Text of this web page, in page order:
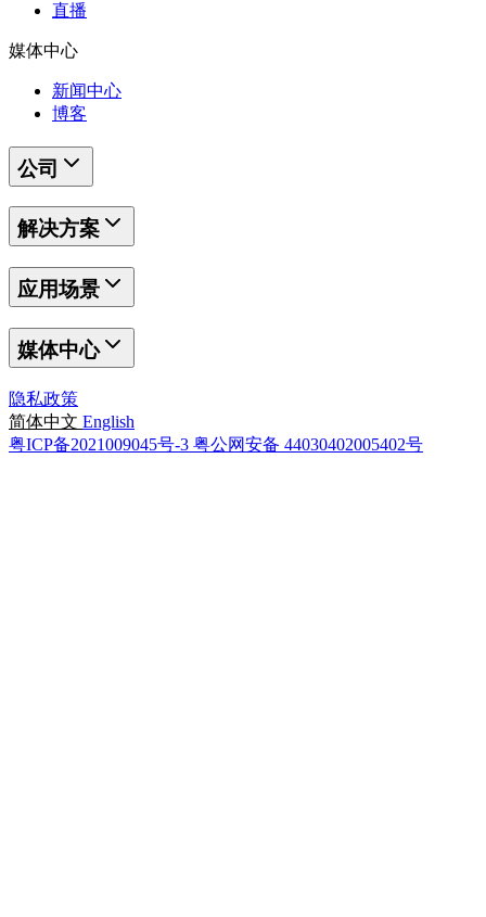
直播
媒体中心
新闻中心
博客
公司
解决方案
应用场景
媒体中心
隐私政策
简体中文 English
粤ICP备2021009045号-3 粤公网安备 44030402005402号